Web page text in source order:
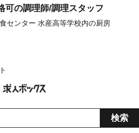
可の調理師/調理スタッフ
センター 水産高等学校内の厨房